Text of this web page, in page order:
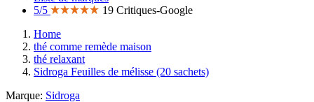
5/5
19 Critiques-Google
Home
thé comme remède maison
thé relaxant
Sidroga Feuilles de mélisse (20 sachets)
Marque: Sidroga